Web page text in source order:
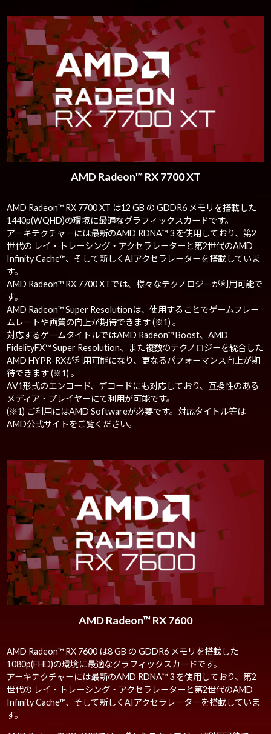
AMD Radeon™ RX 7700 XT
AMD Radeon™ RX 7700 XT は12 GB の GDDR6 メモリを搭載した
1440p(WQHD)の環境に最適なグラフィックスカードです。
アーキテクチャーには最新のAMD RDNA™ 3 を使用しており、第2
世代の レイ・トレーシング・アクセラレーターと第2世代のAMD
Infinity Cache™、そして新しくAIアクセラレーターを搭載していま
す。
AMD Radeon™ RX 7700 XTでは、様々なテクノロジーが利用可能で
す。
AMD Radeon™ Super Resolutionは、使用することでゲームフレー
ムレートや画質の向上が期待できます (※1) 。
対応するゲームタイトルではAMD Radeon™ Boost、AMD
FidelityFX™ Super Resolution、また複数のテクノロジーを統合した
AMD HYPR-RXが利用可能になり、更なるパフォーマンス向上が期
待できます (※1) 。
AV1形式のエンコード、デコードにも対応しており、互換性のある
メディア・プレイヤーにて利用が可能です。
(※1) ご利用にはAMD Softwareが必要です。対応タイトル等は
AMD公式サイトをご覧ください。
AMD Radeon™ RX 7600
AMD Radeon™ RX 7600 は8 GB の GDDR6 メモリを搭載した
1080p(FHD)の環境に最適なグラフィックスカードです。
アーキテクチャーには最新のAMD RDNA™ 3 を使用しており、第2
世代の レイ・トレーシング・アクセラレーターと第2世代のAMD
Infinity Cache™、そして新しくAIアクセラレーターを搭載していま
す。